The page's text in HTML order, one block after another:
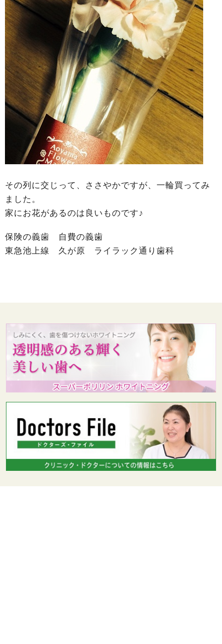
その列に交じって、ささやかですが、一輪買ってみ
ました。
家にお花があるのは良いものです♪
保険の義歯 自費の義歯
東急池上線 久が原 ライラック通り歯科